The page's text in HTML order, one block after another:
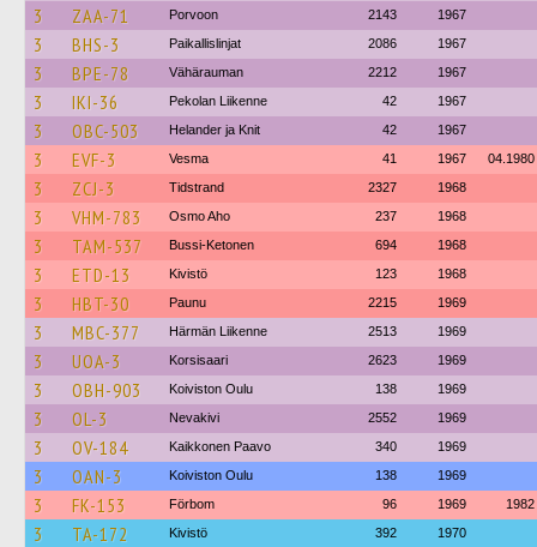
3 ZAA-71 Porvoon 2143 1967
3 BHS-3 Paikallislinjat 2086 1967
3 BPE-78 Vähärauman 2212 1967
3 IKI-36 Pekolan Liikenne 42 1967
3 OBC-503 Helander ja Knit 42 1967
3 EVF-3 Vesma 41 1967 04.1980
3 ZCJ-3 Tidstrand 2327 1968
3 VHM-783 Osmo Aho 237 1968
3 TAM-537 Bussi-Ketonen 694 1968
3 ETD-13 Kivistö 123 1968
3 HBT-30 Paunu 2215 1969
3 MBC-377 Härmän Liikenne 2513 1969
3 UOA-3 Korsisaari 2623 1969
3 OBH-903 Koiviston Oulu 138 1969
3 OL-3 Nevakivi 2552 1969
3 OV-184 Kaikkonen Paavo 340 1969
3 OAN-3 Koiviston Oulu 138 1969
3 FK-153 Förbom 96 1969 1982
3 TA-172 Kivistö 392 1970